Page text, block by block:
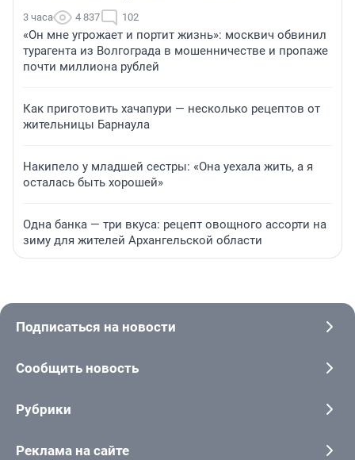
3 часа 4 837 102
«Он мне угрожает и портит жизнь»: москвич обвинил
турагента из Волгограда в мошенничестве и пропаже
почти миллиона рублей
Как приготовить хачапури — несколько рецептов от
жительницы Барнаула
Накипело у младшей сестры: «Она уехала жить, а я
осталась быть хорошей»
Одна банка — три вкуса: рецепт овощного ассорти на
зиму для жителей Архангельской области
Подписаться на новости
Сообщить новость
Рубрики
Реклама на сайте